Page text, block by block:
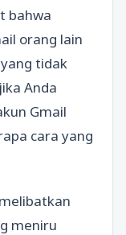
bahwa
orang lain
tidak
Anda
Gmail
cara yang
meniru